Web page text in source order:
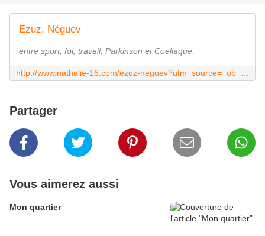
Ezuz, Néguev
entre sport, foi, travail, Parkinson et Coeliaque.
Partager
Vous aimerez aussi
Mon quartier